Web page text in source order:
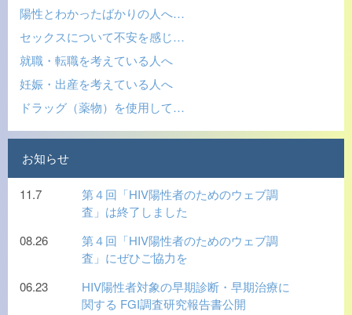
陽性とわかったばかりの人へ…
セックスについて不安を感じ…
就職・転職を考えている人へ
妊娠・出産を考えている人へ
ドラッグ（薬物）を使用して…
お知らせ
11.7
第４回「HIV陽性者のためのウェブ調
査」は終了しました
08.26
第４回「HIV陽性者のためのウェブ調
査」にぜひご協力を
06.23
HIV陽性者対象の早期診断・早期治療に
関する FGI調査研究報告書公開